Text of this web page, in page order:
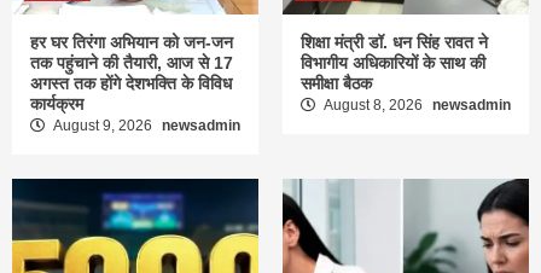
हर घर तिरंगा अभियान को जन-जन
तक पहुंचाने की तैयारी, आज से 17
अगस्त तक होंगे देशभक्ति के विविध
कार्यक्रम
August 9, 2026 newsadmin
शिक्षा मंत्री डॉ. धन सिंह रावत ने
विभागीय अधिकारियों के साथ की
समीक्षा बैठक
August 8, 2026 newsadmin